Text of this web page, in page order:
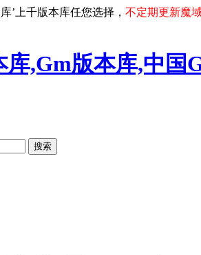
’上千版本库任您选择， 不定期更新魔
库,Gm版本库,中国
搜索